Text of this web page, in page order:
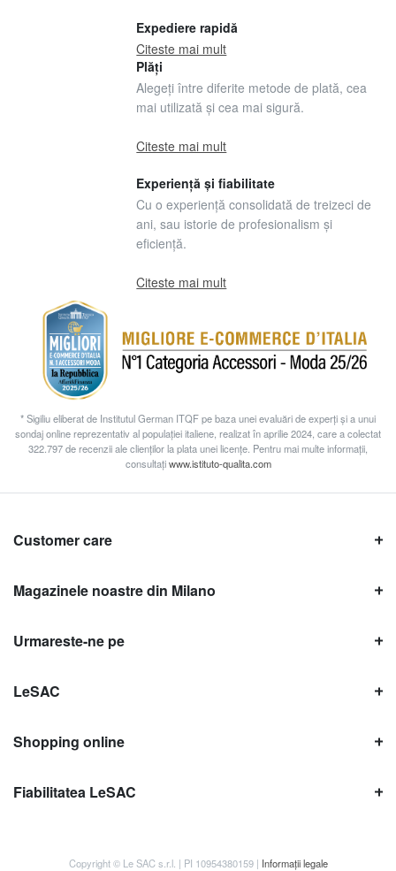
Expediere rapidă
Citeste mai mult
Plăți
Alegeți între diferite metode de plată, cea
mai utilizată și cea mai sigură.
Citeste mai mult
Experiență și fiabilitate
Cu o experiență consolidată de treizeci de
ani, sau istorie de profesionalism și
eficiență.
Citeste mai mult
* Sigiliu eliberat de Institutul German ITQF pe baza unei evaluări de experți și a unui
sondaj online reprezentativ al populației italiene, realizat în aprilie 2024, care a colectat
322.797 de recenzii ale clienților la plata unei licențe. Pentru mai multe informații,
consultațiwww.istituto-qualita.com
Customer care
Magazinele noastre din Milano
Urmareste-ne pe
LeSAC
Shopping online
Fiabilitatea LeSAC
Copyright © Le SAC s.r.l. | PI 10954380159 | Informații legale